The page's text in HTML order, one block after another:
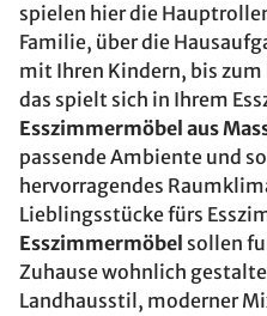
spielen hier die
Familie, über die
mit Ihren Kindern, bis zum
das spielt sich in Ihrem
Esszimmermöbel aus
passende Ambiente und
hervorragendes
Lieblingsstücke fürs
Esszimmermöbel sollen
Zuhause wohnlich
Landhausstil, moderner